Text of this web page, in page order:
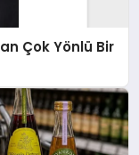
Çok Yönlü Bir